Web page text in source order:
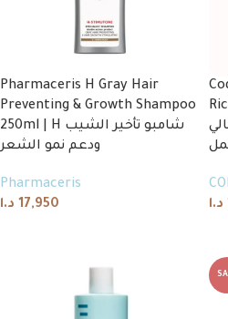
Pharmaceris H Gray Hair
Preventing & Growth Shampoo
250ml | H شامبو تأخير الشيب
ودعم نمو الشعر
Pharmaceris
17,950 د.ا د.ا